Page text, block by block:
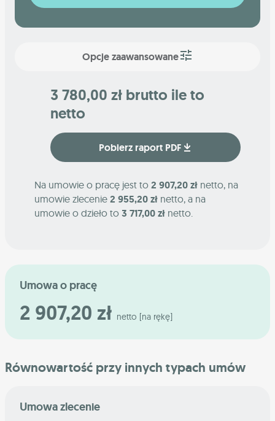
Opcje zaawansowane
3 780,00 zł brutto ile to
netto
Pobierz raport PDF
Na umowie o pracę jest to 2 907,20 zł netto, na
umowie zlecenie 2 955,20 zł netto, a na
umowie o dzieło to 3 717,00 zł netto.
Umowa o pracę
2 907,20 zł netto [na rękę]
Równowartość przy innych typach umów
Umowa zlecenie